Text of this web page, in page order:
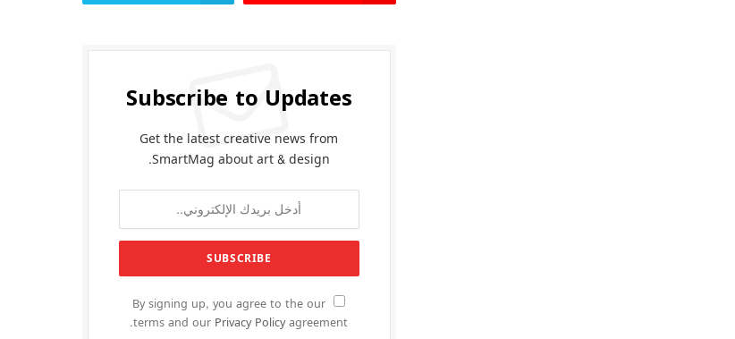
Subscribe to Updates
Get the latest creative news from
SmartMag about art & design.
By signing up, you agree to the our
terms and our Privacy Policyagreement.